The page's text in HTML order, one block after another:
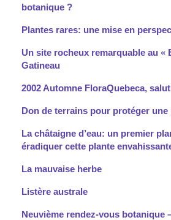
botanique ?
Plantes rares: une mise en
Un site rocheux remarquable au «
Gatineau
2002 Automne FloraQuebeca,
Don de terrains pour protéger une
La châtaigne d’eau: un premier
éradiquer cette plante
La mauvaise herbe
Listère australe
Neuvième rendez-vous botanique